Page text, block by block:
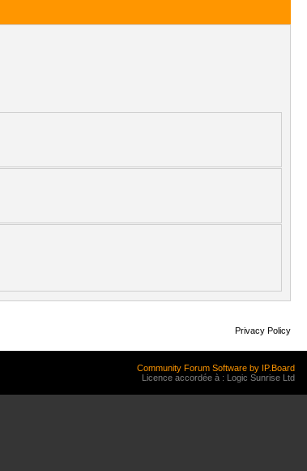
Privacy Policy
Community Forum Software by IP.Board
Licence accordée à : Logic Sunrise Ltd